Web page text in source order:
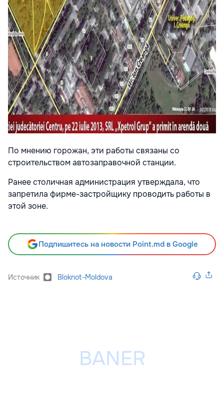
По мнению горожан, эти работы связаны со
строительством автозаправочной станции.
Ранее столичная администрация утверждала, что
запретила фирме-застройщику проводить работы в
этой зоне.
Подпишитесь на новости Point.md в Google
Источник Bloknot-Moldova